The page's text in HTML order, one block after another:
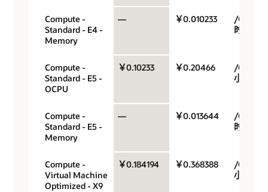
Compute -
Standard - E4 -
Memory
— ￥0.010233
/GB/小
时
Compute -
Standard - E5 -
OCPU
￥0.10233 ￥0.20466
/OCPU/
小时
Compute -
Standard - E5 -
Memory
— ￥0.013644
/GB/小
时
Compute -
Virtual Machine
Optimized - X9
￥0.184194 ￥0.368388
/OCPU/
小时